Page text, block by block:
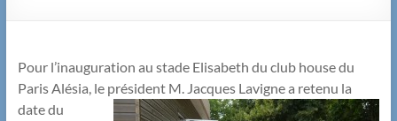
Pour l’inauguration au stade Elisabeth du club house du
Paris Alésia, le président M.Jacques Lavigne a retenu la
date du